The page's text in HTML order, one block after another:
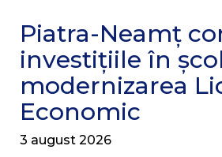
Piatra-Neamț
investițiile în
modernizarea
Economic
3 august 2026